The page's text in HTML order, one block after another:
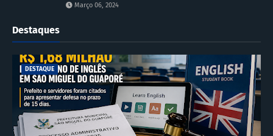
Março 06, 2024
Destaques
DESTAQUE